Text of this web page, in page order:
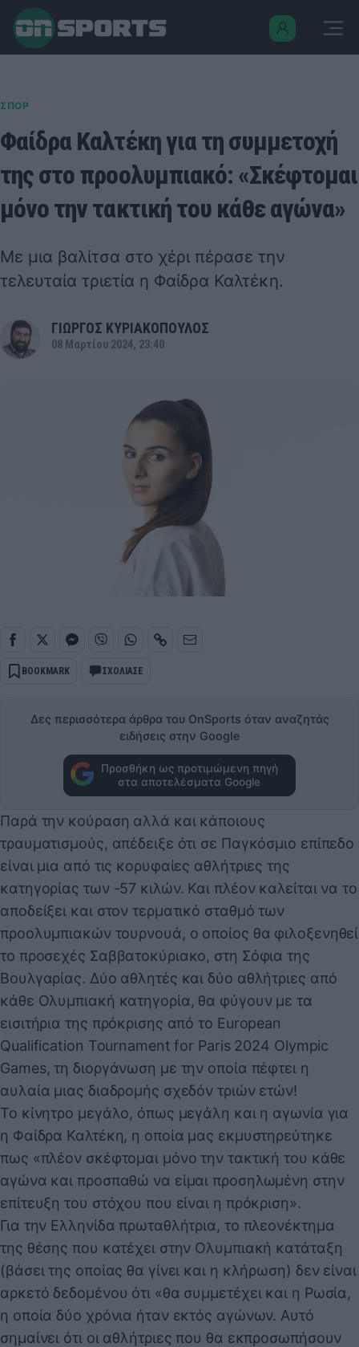
ΣΠΟΡ
Φαίδρα Καλτέκη για τη συμμετοχή
της στο προολυμπιακό: «Σκέφτομαι
μόνο την τακτική του κάθε αγώνα»
Με μια βαλίτσα στο χέρι πέρασε την
τελευταία τριετία η Φαίδρα Καλτέκη.
ΓΙΩΡΓΟΣ ΚΥΡΙΑΚΟΠΟΥΛΟΣ
08 Μαρτίου 2024, 23:40
BOOKMARK ΣΧΟΛΙΑΣΕ
Δες περισσότερα άρθρα του OnSports όταν αναζητάς
ειδήσεις στην Google
Προσθήκη ως προτιμώμενη πηγή
στα αποτελέσματα Google
Παρά την κούραση αλλά και κάποιους
τραυματισμούς, απέδειξε ότι σε Παγκόσμιο επίπεδο
είναι μια από τις κορυφαίες αθλήτριες της
κατηγορίας των -57 κιλών. Και πλέον καλείται να το
αποδείξει και στον τερματικό σταθμό των
προολυμπιακών τουρνουά, ο οποίος θα φιλοξενηθεί
το προσεχές Σαββατοκύριακο, στη Σόφια της
Βουλγαρίας. Δύο αθλητές και δύο αθλήτριες από
κάθε Ολυμπιακή κατηγορία, θα φύγουν με τα
εισιτήρια της πρόκρισης από το European
Qualification Tournament for Paris 2024 Olympic
Games, τη διοργάνωση με την οποία πέφτει η
αυλαία μιας διαδρομής σχεδόν τριών ετών!
Το κίνητρο μεγάλο, όπως μεγάλη και η αγωνία για
η Φαίδρα Καλτέκη, η οποία μας εκμυστηρεύτηκε
πως «πλέον σκέφτομαι μόνο την τακτική του κάθε
αγώνα και προσπαθώ να είμαι προσηλωμένη στην
επίτευξη του στόχου που είναι η πρόκριση».
Για την Ελληνίδα πρωταθλήτρια, το πλεονέκτημα
της θέσης που κατέχει στην Ολυμπιακή κατάταξη
(βάσει της οποίας θα γίνει και η κλήρωση) δεν είναι
αρκετό δεδομένου ότι «θα συμμετέχει και η Ρωσία,
η οποία δύο χρόνια ήταν εκτός αγώνων. Αυτό
σημαίνει ότι οι αθλήτριες που θα εκπροσωπήσουν